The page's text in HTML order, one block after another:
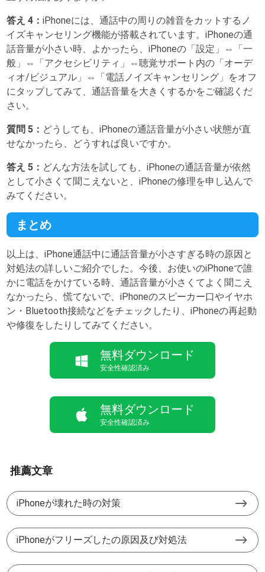
答え 4：iPhoneには、通話中の周りの雑音をカットするノ
イズキャンセリング機能が搭載されています。iPhoneの通
話音量が小さい時、よかったら、iPhoneの「設定」⇔「一
般」⇔「アクセシビリティ」⇔聴覚サポート内の「オーデ
ィオ/ビジュアル」⇔「電話ノイズキャンセリング」をオフ
にタップしてみて、通話音量を大きくするかをご確認くだ
さい。
質問 5： どうしても、iPhoneの通話音量が小さい状態が直
せなかったら、どうすれば良いですか。
答え 5： どんな方法を試しても、iPhoneの通話音量が依然
として小さくて聞こえないと、iPhoneの修理を申し込んで
みてください。
まとめ
以上は、iPhone通話中に通話音量が小さすぎる時の原因と
対処法の詳しいご紹介でした。今後、お使いのiPhoneで誰
かに電話をかけている時、通話音量が小さくてよく聞こえ
なかったら、慌てないで、iPhoneのスピーカー口やイヤホ
ン・Bluetooth接続などをチェックしたり、iPhoneの再起動
や修復をしたりしてみてください。
推薦文章
iPhoneが壊れた時の対策
iPhoneがフリーズしたの原因及び対処法